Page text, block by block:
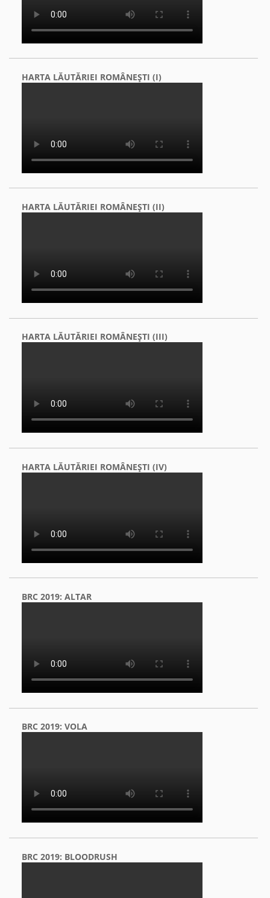
HARTA LĂUTĂRIEI ROMÂNEŞTI (I)
HARTA LĂUTĂRIEI ROMÂNEŞTI (II)
HARTA LĂUTĂRIEI ROMÂNEŞTI (III)
HARTA LĂUTĂRIEI ROMÂNEŞTI (IV)
BRC 2019: ALTAR
BRC 2019: VOLA
BRC 2019: BLOODRUSH